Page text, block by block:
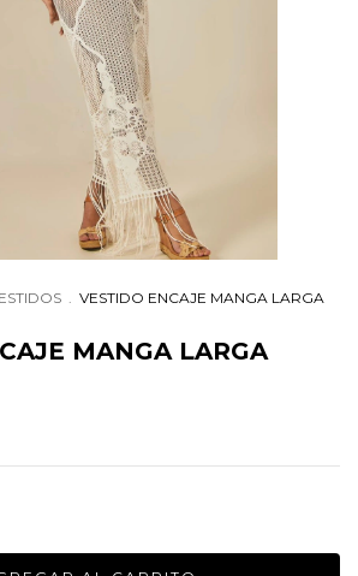
. VESTIDO ENCAJE MANGA LARGA
MANGA LARGA